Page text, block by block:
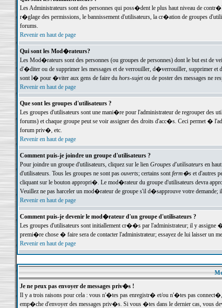
Les Administrateurs sont des personnes qui poss�dent le plus haut niveau de
r�glage des permissions, le bannissement d'utilisateurs, la cr�ation de groupes
forums.
Revenir en haut de page
Qui sont les Mod�rateurs?
Les Mod�rateurs sont des personnes (ou groupes de personnes) dont le but est de
d'�diter ou de supprimer les messages et de verrouiller, d�verrouiller, supprimer
sont l� pour �viter aux gens de faire du hors-sujetou de poster des messages ne
Revenir en haut de page
Que sont les groupes d'utilisateurs ?
Les groupes d'utilisateurs sont une mani�re pour l'administrateur de regrouper des
forums) et chaque groupe peut se voir assigner des droits d'acc�s. Ceci permet
forum priv�, etc.
Revenir en haut de page
Comment puis-je joindre un groupe d'utilisateurs ?
Pour joindre un groupe d'utilisateurs, cliquez sur le lien Groupes d'utilisateursen haut
d'utilisateurs. Tous les groupes ne sont pas ouverts; certains sontferm�set d'autres
cliquant sur le bouton appropri�. Le mod�rateur du groupe d'utilisateurs devra
Veuillez ne pas harceler un mod�rateur de groupe s'il d�sapprouve votre demande;
Revenir en haut de page
Comment puis-je devenir le mod�rateur d'un groupe d'utilisateurs ?
Les groupes d'utilisateurs sont initiallement cr��s par l'administrateur; il y
premi�re chose � faire sera de contacter l'administrateur; essayez de lui laisser un
Revenir en haut de page
Je ne peux pas envoyer de messages priv�s !
Il y a trois raisons pour cela : vous n'�tes pas enregistr� et/ou n'�tes pas
emp�che d'envoyer des messages priv�s. Si vous �tes dans le dernier cas, vous